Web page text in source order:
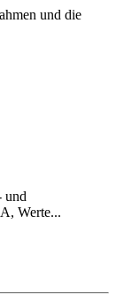
und die
und
Werte...